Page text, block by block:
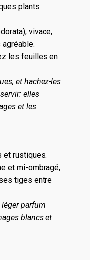
plants
vivace,
les feuilles en
et hachez-les
elles
et les
et rustiques.
et mi-ombragé,
tiges entre
parfum
blancs et